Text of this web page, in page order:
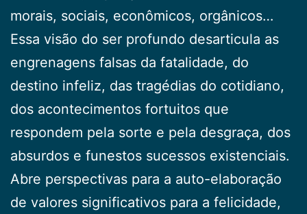
morais, sociais, econômicos, orgânicos…
Essa visão do ser profundo desarticula as
engre­nagens falsas da fatalidade, do
destino infeliz, das tra­gédias do cotidiano,
dos acontecimentos fortuitos que
respondem pela sorte e pela desgraça, dos
absurdos e funestos sucessos existenciais.
Abre perspectivas para a auto-elaboração
de valo­res significativos para a felicidade,